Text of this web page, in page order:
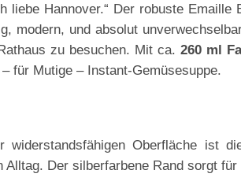
liebe Hannover.“ Der robuste Emaille
modern, und absolut
zu besuchen. Mit ca. 260 ml
für Mutige – Instant-Gemüsesuppe.
Oberfläche ist
Der silberfarbene Rand sorgt